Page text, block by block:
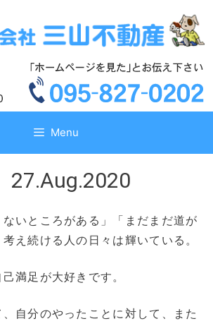
Menu
ないところがある」「まだまだ道が
え続ける人の日々は輝いている。
満足が大好きです。
自分のやったことに対して、また